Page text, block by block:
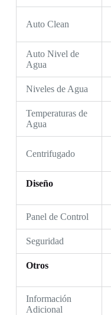
Auto Clean
Auto Nivel de
Agua
Niveles de Agua
Temperaturas de
Agua
Centrifugado
Diseño
Panel de Control
Seguridad
Otros
Información
Adicional